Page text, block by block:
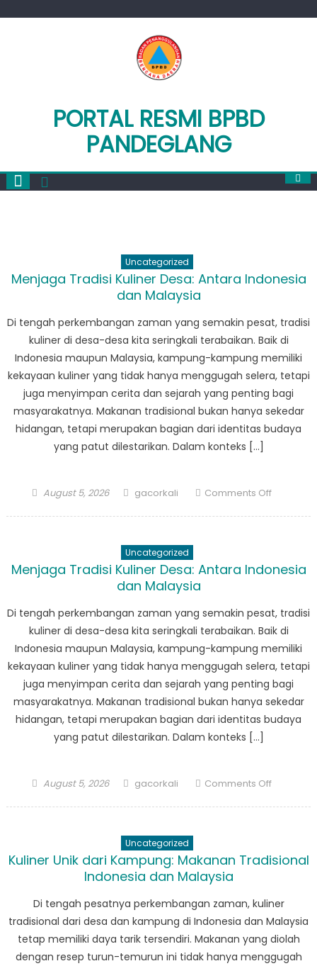
PORTAL RESMI BPBD
PANDEGLANG
Uncategorized
Menjaga Tradisi Kuliner Desa: Antara Indonesia
dan Malaysia
Di tengah perkembangan zaman yang semakin pesat, tradisi
kuliner di desa-desa kita seringkali terabaikan. Baik di
Indonesia maupun Malaysia, kampung-kampung memiliki
kekayaan kuliner yang tidak hanya menggugah selera, tetapi
juga menyimpan cerita dan sejarah yang penting bagi
masyarakatnya. Makanan tradisional bukan hanya sekedar
hidangan, tetapi merupakan bagian dari identitas budaya
yang patut dilestarikan. Dalam konteks […]
Posted
August 5, 2026 Author
gacorkali Comments Offon
Antara
Malaysia
Uncategorized
Menjaga Tradisi Kuliner Desa: Antara Indonesia
dan Malaysia
Di tengah perkembangan zaman yang semakin pesat, tradisi
kuliner di desa-desa kita seringkali terabaikan. Baik di
Indonesia maupun Malaysia, kampung-kampung memiliki
kekayaan kuliner yang tidak hanya menggugah selera, tetapi
juga menyimpan cerita dan sejarah yang penting bagi
masyarakatnya. Makanan tradisional bukan hanya sekedar
hidangan, tetapi merupakan bagian dari identitas budaya
yang patut dilestarikan. Dalam konteks […]
Posted
August 5, 2026 Author
gacorkali Comments Offon
Antara
Uncategorized
Kuliner Unik dari Kampung: Makanan Tradisional
Indonesia dan Malaysia
Di tengah pesatnya perkembangan zaman, kuliner
tradisional dari desa dan kampung di Indonesia dan Malaysia
tetap memiliki daya tarik tersendiri. Makanan yang diolah
dengan resep turun-temurun ini tidak hanya menggugah